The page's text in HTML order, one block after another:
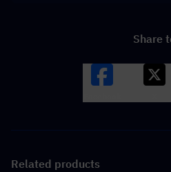
Share
Related products